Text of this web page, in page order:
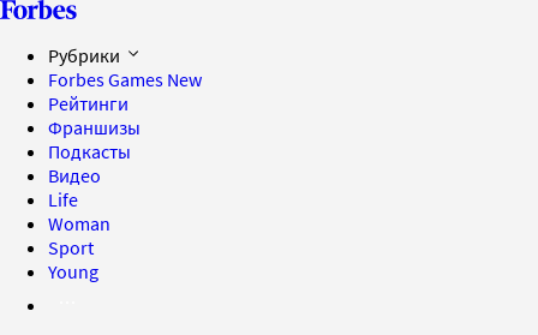
Рубрики
Forbes Games New
Рейтинги
Франшизы
Подкасты
Видео
Life
Woman
Sport
Young